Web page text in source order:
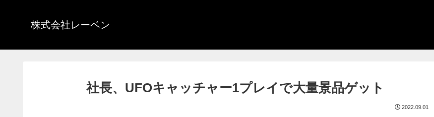
株式会社レーベン
社長、UFOキャッチャー1プレイで大量景品ゲット
2022.09.01